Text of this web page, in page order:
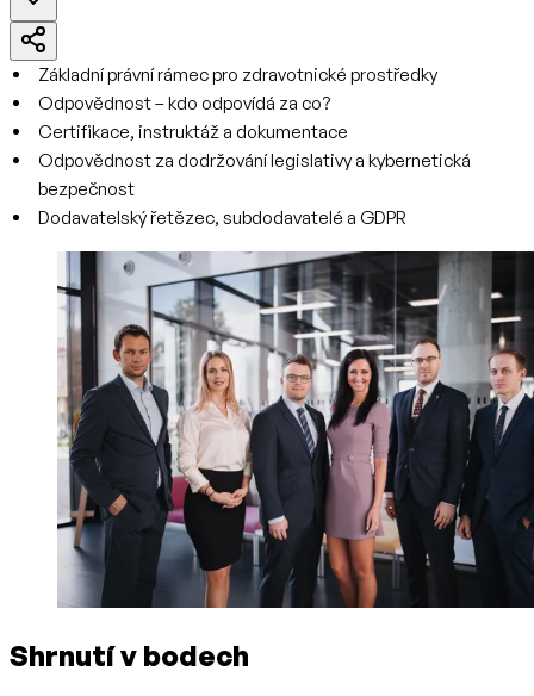
Základní právní rámec pro zdravotnické prostředky
Odpovědnost – kdo odpovídá za co?
Certifikace, instruktáž a dokumentace
Odpovědnost za dodržování legislativy a kybernetická
bezpečnost
Dodavatelský řetězec, subdodavatelé a GDPR
Shrnutí v bodech